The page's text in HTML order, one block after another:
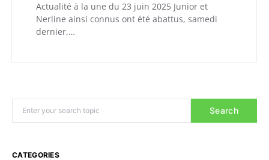
Actualité à la une du 23 juin 2025 Junior et
Nerline ainsi connus ont été abattus, samedi
dernier,…
Search
CATEGORIES